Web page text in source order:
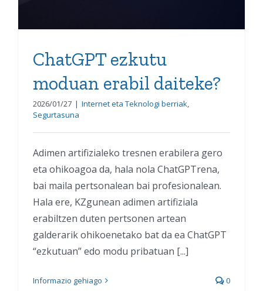
ChatGPT ezkutu
moduan erabil daiteke?
2026/01/27 | Internet eta Teknologi berriak,
Segurtasuna
Adimen artifizialeko tresnen erabilera gero
eta ohikoagoa da, hala nola ChatGPTrena,
bai maila pertsonalean bai profesionalean.
Hala ere, KZgunean adimen artifiziala
erabiltzen duten pertsonen artean
galderarik ohikoenetako bat da ea ChatGPT
“ezkutuan” edo modu pribatuan [...]
Informazio gehiago 0